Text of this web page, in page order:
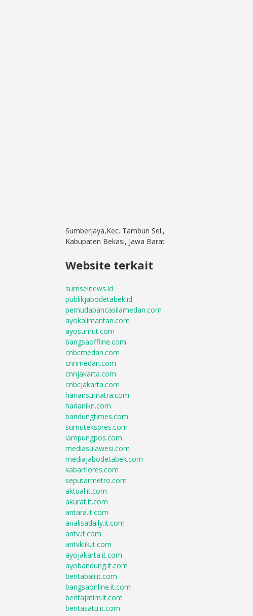
Sumberjaya,Kec. Tambun Sel.,
Kabupaten Bekasi, Jawa Barat
Website terkait
sumselnews.id
publikjabodetabek.id
pemudapancasilamedan.com
ayokalimantan.com
ayosumut.com
bangsaoffline.com
cnbcmedan.com
cnnmedan.com
cnnjakarta.com
cnbcjakarta.com
hariansumatra.com
harianikn.com
bandungtimes.com
sumutekspres.com
lampungpos.com
mediasulawesi.com
mediajabodetabek.com
kabarflores.com
seputarmetro.com
aktual.it.com
akurat.it.com
antara.it.com
analisadaily.it.com
antv.it.com
antvklik.it.com
ayojakarta.it.com
ayobandung.it.com
beritabali.it.com
bangsaonline.it.com
beritajatim.it.com
beritasatu.it.com